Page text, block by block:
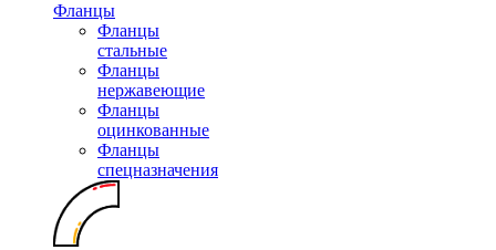
Фланцы
Фланцы
стальные
Фланцы
нержавеющие
Фланцы
оцинкованные
Фланцы
спецназначения